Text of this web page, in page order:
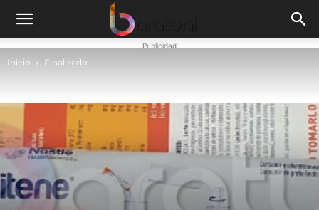
Publicidad
Inicio Finalizado